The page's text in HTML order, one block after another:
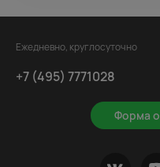
Ежедневно, круглосуточно
+7 (495) 7771028
Форма